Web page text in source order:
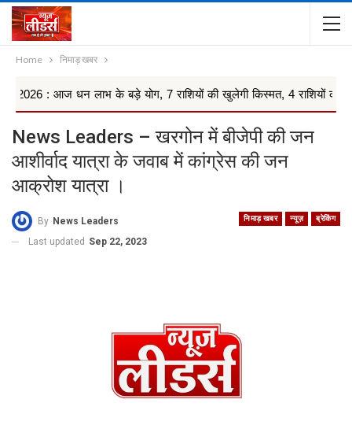
Home निमाड़ खबर
धन लाभ के बड़े योग, 7 राशियों की खुलेगी किस्मत, 4 राशियों को रहना ...
News Leaders – खरगोन में बीजेपी की जन
आशीर्वाद यात्रा के जवाब में कांग्रेस की जन
आक्रोश यात्रा ।
निमाड़ खबर न्यूज़ ब्रेकिंग
By News Leaders
Last updated Sep 22, 2023